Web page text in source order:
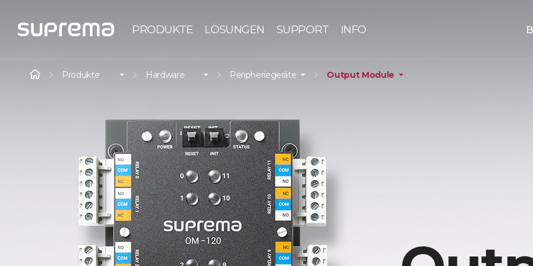
PRODUKTE LÖSUNGEN SUPPORT INFO
Produkte Hardware Peripheriegeräte Output Module